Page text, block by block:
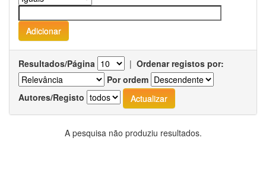
Resultados/Página | Ordenar registos por:
Por ordem
Autores/Registo
A pesquisa não produziu resultados.